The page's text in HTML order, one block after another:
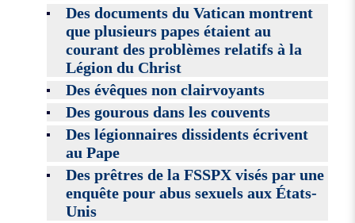
Des documents du Vatican montrent
que plusieurs papes étaient au
courant des problèmes relatifs à la
Légion du Christ
Des évêques non clairvoyants
Des gourous dans les couvents
Des légionnaires dissidents écrivent
au Pape
Des prêtres de la FSSPX visés par une
enquête pour abus sexuels aux États-
Unis